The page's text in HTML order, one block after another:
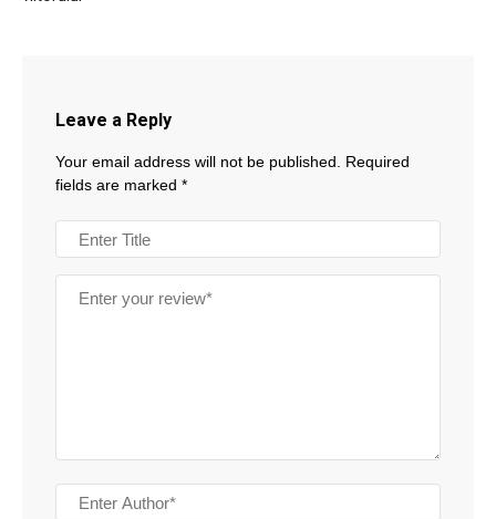
Leave a Reply
Your email address will not be published. Required
fields are marked *